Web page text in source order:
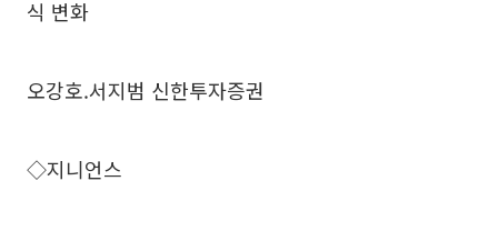
식 변화
오강호.서지범 신한투자증권
◇지니언스